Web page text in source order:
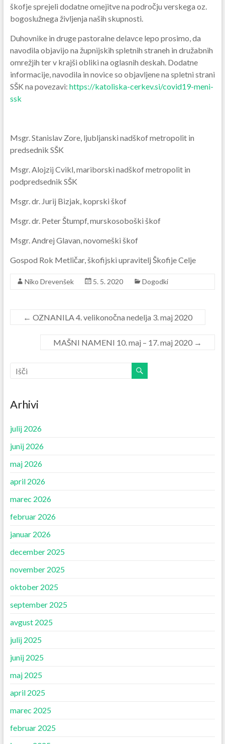
škofje sprejeli dodatne omejitve na področju verskega oz.
bogoslužnega življenja naših skupnosti.
Duhovnike in druge pastoralne delavce lepo prosimo, da
navodila objavijo na župnijskih spletnih straneh in družabnih
omrežjih ter v krajši obliki na oglasnih deskah. Dodatne
informacije, navodila in novice so objavljene na spletni strani
SŠK na povezavi: https://katoliska-cerkev.si/covid19-meni-
ssk
Msgr. Stanislav Zore, ljubljanski nadškof metropolit in
predsednik SŠK
Msgr. Alojzij Cvikl, mariborski nadškof metropolit in
podpredsednik SŠK
Msgr. dr. Jurij Bizjak, koprski škof
Msgr. dr. Peter Štumpf, murskosoboški škof
Msgr. Andrej Glavan, novomeški škof
Gospod Rok Metličar, škofijski upravitelj Škofije Celje
Niko Drevenšek 5. 5. 2020 Dogodki
← OZNANILA 4. velikonočna nedelja 3. maj 2020
MAŠNI NAMENI 10. maj – 17. maj 2020 →
Arhivi
julij 2026
junij 2026
maj 2026
april 2026
marec 2026
februar 2026
januar 2026
december 2025
november 2025
oktober 2025
september 2025
avgust 2025
julij 2025
junij 2025
maj 2025
april 2025
marec 2025
februar 2025